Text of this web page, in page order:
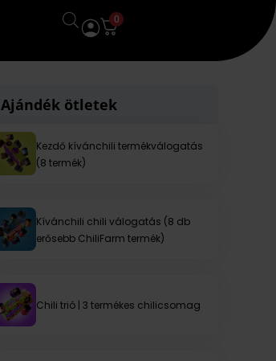
0
Ajándék ötletek
Kezdő kívánchili termékválogatás
(8 termék)
Kívánchili chili válogatás (8 db
erősebb ChiliFarm termék)
Chili trió | 3 termékes chilicsomag